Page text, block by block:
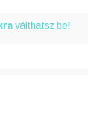
válthatsz be!